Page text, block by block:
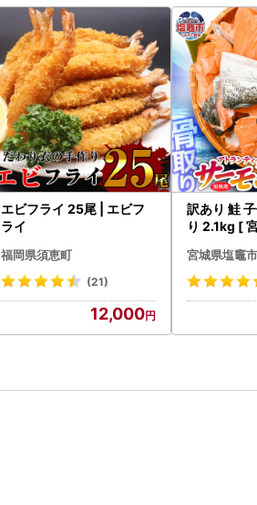
エビフライ 25尾 | エビフ
ライ
福岡県須恵町
(21)
12,000
訳あり 鮭
り 2.1kg [
宮城県塩竈市